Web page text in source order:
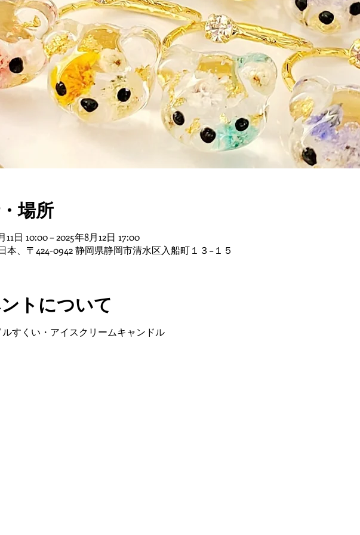
場所
11日 10:00 – 2025年8月12日 17:00
本、〒424-0942 静岡県静岡市清水区入船町１３−１５
トについて
すくい・アイスクリームキャンドル